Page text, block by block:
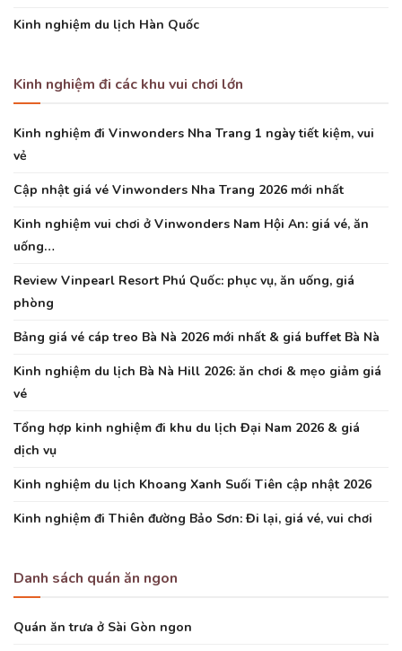
Kinh nghiệm du lịch Hàn Quốc
Kinh nghiệm đi các khu vui chơi lớn
Kinh nghiệm đi Vinwonders Nha Trang 1 ngày tiết kiệm, vui
vẻ
Cập nhật giá vé Vinwonders Nha Trang 2026 mới nhất
Kinh nghiệm vui chơi ở Vinwonders Nam Hội An: giá vé, ăn
uống…
Review Vinpearl Resort Phú Quốc: phục vụ, ăn uống, giá
phòng
Bảng giá vé cáp treo Bà Nà 2026 mới nhất & giá buffet Bà Nà
Kinh nghiệm du lịch Bà Nà Hill 2026: ăn chơi & mẹo giảm giá
vé
Tổng hợp kinh nghiệm đi khu du lịch Đại Nam 2026 & giá
dịch vụ
Kinh nghiệm du lịch Khoang Xanh Suối Tiên cập nhật 2026
Kinh nghiệm đi Thiên đường Bảo Sơn: Đi lại, giá vé, vui chơi
Danh sách quán ăn ngon
Quán ăn trưa ở Sài Gòn ngon